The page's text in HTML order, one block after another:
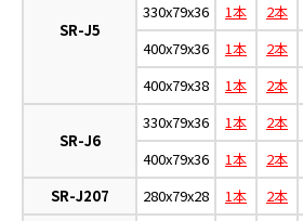
SR-J5
330x79x36
1本 2本
400x79x36
1本 2本
400x79x38
1本 2本
SR-J6
330x79x36 1本 2本
400x79x36
1本 2本
SR-J207
280x79x28 1本 2本